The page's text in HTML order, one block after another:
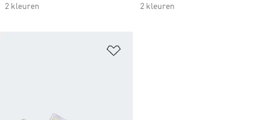
2 kleuren
2 kleuren